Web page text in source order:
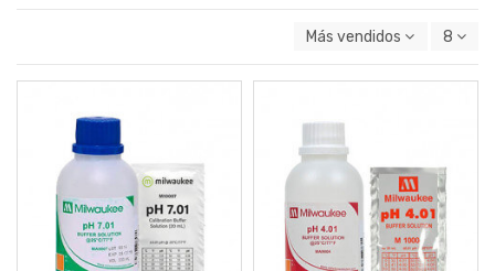
Más vendidos 8